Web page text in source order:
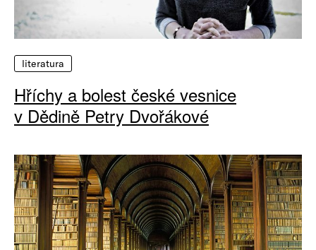
literatura
Hříchy a bolest české vesnice
v Dědině Petry Dvořákové